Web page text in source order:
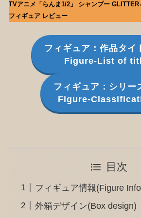
TVアニメ「らんま1/2」 シャンプー
フィギュア レビュー
フィギュア：作品タイ
Figure-List of
フィギュア：シリー
Figure-
目次
フィギュア情報(Figure
外箱デザイン(Box design)